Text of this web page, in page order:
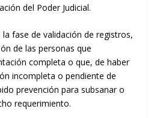
del Poder Judicial.
fase de validación de registros,
de las personas que
completa o que, de haber
incompleta o pendiente de
prevención para subsanar o
requerimiento.